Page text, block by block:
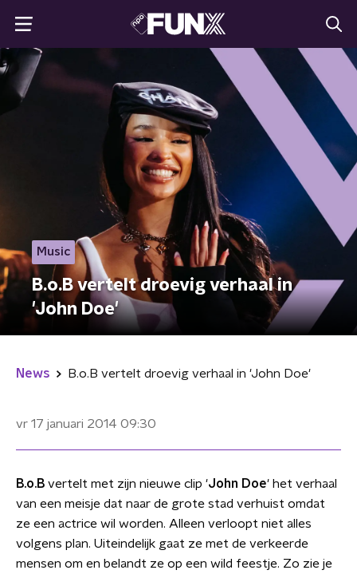
Music
B.o.B vertelt droevig verhaal in
'John Doe'
News B.o.B vertelt droevig verhaal in 'John Doe'
vr 17 januari 2014 09:30
B.o.B vertelt met zijn nieuwe clip 'John Doe' het verhaal
van een meisje dat naar de grote stad verhuist omdat
ze een actrice wil worden. Alleen verloopt niet alles
volgens plan. Uiteindelijk gaat ze met de verkeerde
mensen om en belandt ze op een wild feestje. Zo zie je